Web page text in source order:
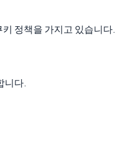
정책을 가지고 있습니다.
니다.